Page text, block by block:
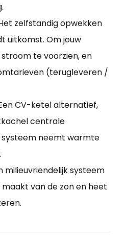
zelfstandig opwekken
uitkomst. Om jouw
te voorzien, en
(terugleveren /
CV-ketel alternatief,
centrale
neemt warmte
milieuvriendelijk systeem
van de zon en heet